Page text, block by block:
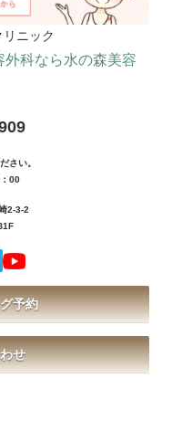
ニック
さい。
00
2-3-2
予約
せ